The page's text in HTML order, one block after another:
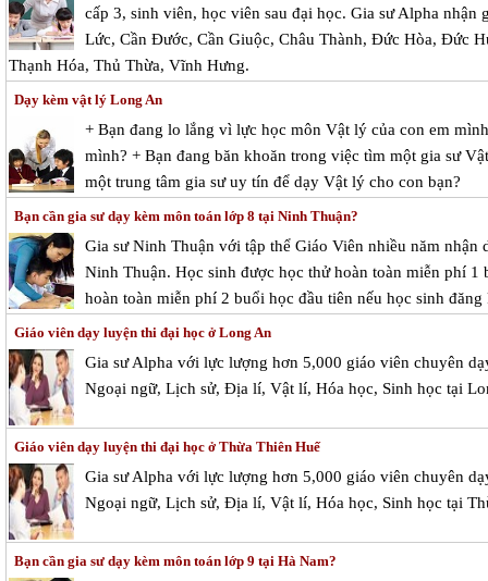
cấp 3, sinh viên, học viên sau đại học. Gia sư Alpha
Lức, Cần Đước, Cần Giuộc, Châu Thành, Đức Hòa, Đức
Thạnh Hóa, Thủ Thừa, Vĩnh Hưng.
Dạy kèm vật lý Long An
+ Bạn đang lo lắng vì lực học môn Vật lý của con em
mình? + Bạn đang băn khoăn trong việc tìm một gia sư
một trung tâm gia sư uy tín để dạy Vật lý cho con bạn?
Bạn cần gia sư dạy kèm môn toán lớp 8 tại Ninh Thuận?
Gia sư Ninh Thuận với tập thể Giáo Viên nhiều năm
Ninh Thuận. Học sinh được học thử hoàn toàn miễn phí
hoàn toàn miễn phí 2 buổi học đầu tiên nếu học sinh
Giáo viên dạy luyện thi đại học ở Long An
Gia sư Alpha với lực lượng hơn 5,000 giáo viên chuyên
Ngoại ngữ, Lịch sử, Địa lí, Vật lí, Hóa học, Sinh học tại
Giáo viên dạy luyện thi đại học ở Thừa Thiên Huế
Gia sư Alpha với lực lượng hơn 5,000 giáo viên chuyên
Ngoại ngữ, Lịch sử, Địa lí, Vật lí, Hóa học, Sinh học tại
Bạn cần gia sư dạy kèm môn toán lớp 9 tại Hà Nam?